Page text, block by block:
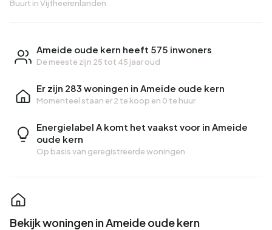
Buurt in Vijfheerenlanden
Ameide oude kern heeft 575 inwoners
De meeste zijn 25 tot 45 jaar oud
Er zijn 283 woningen in Ameide oude kern
Momenteel staan er2 te koop en 0 te huur
Energielabel A komt het vaakst voor in Ameide
oude kern
Op basis van geregistreerde woningen
Bekijk woningen in Ameide oude kern